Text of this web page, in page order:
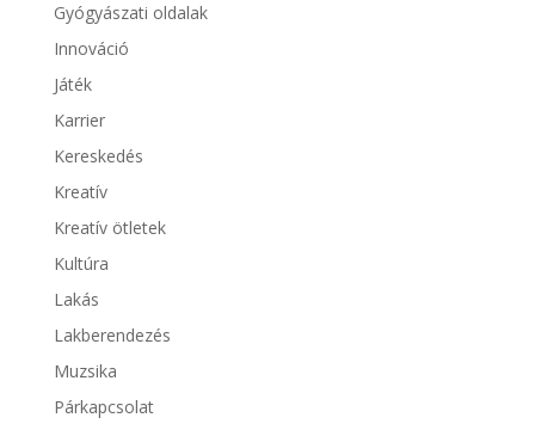
Gyógyászati oldalak
Innováció
Játék
Karrier
Kereskedés
Kreatív
Kreatív ötletek
Kultúra
Lakás
Lakberendezés
Muzsika
Párkapcsolat